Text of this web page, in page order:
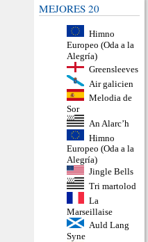
MEJORES 20
Himno
Europeo (Oda a la
Alegría)
Greensleeves
Air galicien
Melodia de
Sor
An Alarc’h
Himno
Europeo (Oda a la
Alegría)
Jingle Bells
Tri martolod
La
Marseillaise
Auld Lang
Syne